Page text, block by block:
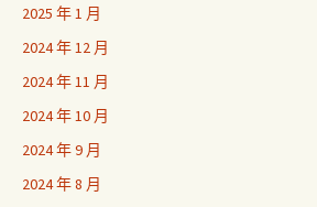
2025 年 1 月
2024 年 12 月
2024 年 11 月
2024 年 10 月
2024 年 9 月
2024 年 8 月